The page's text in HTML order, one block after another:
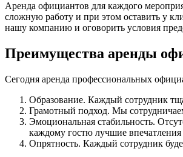
Аренда официантов для каждого
сложную работу и при этом оставить у
нашу компанию и оговорить условия
Преимущества аренды
Сегодня аренда профессиональных
Образование. Каждый сотрудник
Грамотный подход. Мы
Эмоциональная стабильность.
каждому гостю лучшие
Опрятность. Каждый сотрудник